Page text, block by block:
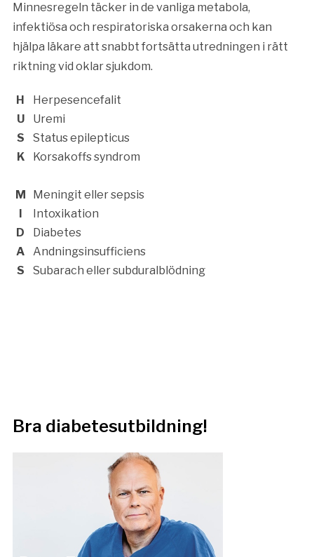
Minnesregeln täcker in de vanliga metabola,
infektiösa och respiratoriska orsakerna och kan
hjälpa läkare att snabbt fortsätta utredningen i rätt
riktning vid oklar sjukdom.
H
Herpesencefalit
U
Uremi
S
Status epilepticus
K
Korsakoffs syndrom
M
Meningit eller sepsis
I
Intoxikation
D
Diabetes
A
Andningsinsufficiens
S
Subarach eller subduralblödning
Bra diabetesutbildning!